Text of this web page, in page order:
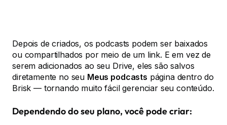
Depois de criados, os podcasts podem ser baixados
ou compartilhados por meio de um link. E em vez de
serem adicionados ao seu Drive, eles são salvos
diretamente no seu Meus podcasts página dentro do
Brisk — tornando muito fácil gerenciar seu conteúdo.
Dependendo do seu plano, você pode criar: